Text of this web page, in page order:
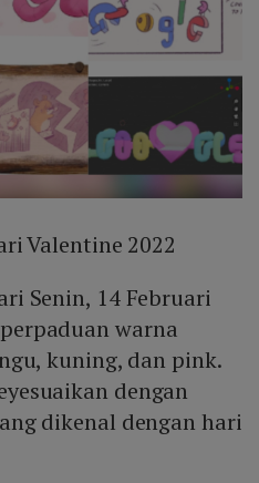
Valentine 2022
Senin, 14 Februari
warna
kuning, dan pink.
dengan
dikenal dengan hari